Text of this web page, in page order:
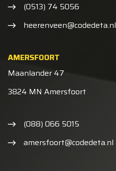
(0513) 74 5056
heerenveen@codedeta.nl
AMERSFOORT
Maanlander 47
3824 MN Amersfoort
(088) 066 5015
amersfoort@codedeta.nl